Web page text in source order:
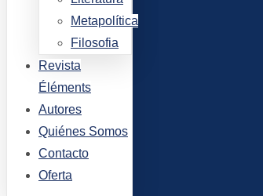
Metapolítica
Filosofia
Revista
Éléments
Autores
Quiénes Somos
Contacto
Oferta